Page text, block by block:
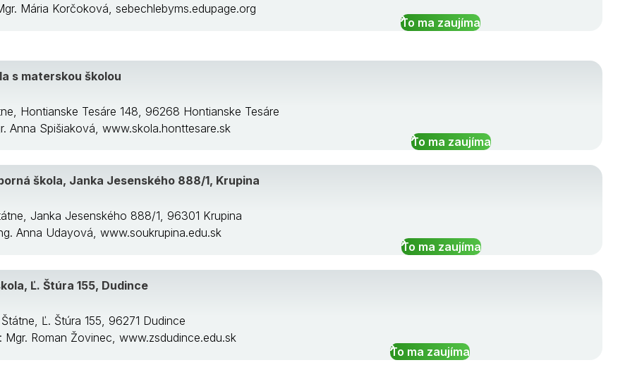
Mária Korčoková, sebechlebyms.edupage.org
To ma zaujíma
s materskou školou
Hontianske Tesáre 148, 96268 Hontianske Tesáre
Anna Spišiaková, www.skola.honttesare.sk
To ma zaujíma
škola, Janka Jesenského 888/1, Krupina
Janka Jesenského 888/1, 96301 Krupina
Anna Udayová, www.soukrupina.edu.sk
To ma zaujíma
Ľ. Štúra 155, Dudince
Ľ. Štúra 155, 96271 Dudince
Mgr. Roman Žovinec, www.zsdudince.edu.sk
To ma zaujíma